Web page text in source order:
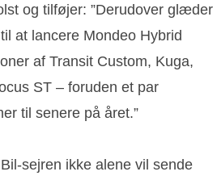
og tilføjer: ”Derudover glæder
at lancere Mondeo Hybrid
af Transit Custom, Kuga,
ST – foruden et par
til senere på året.”
sejren ikke alene vil sende